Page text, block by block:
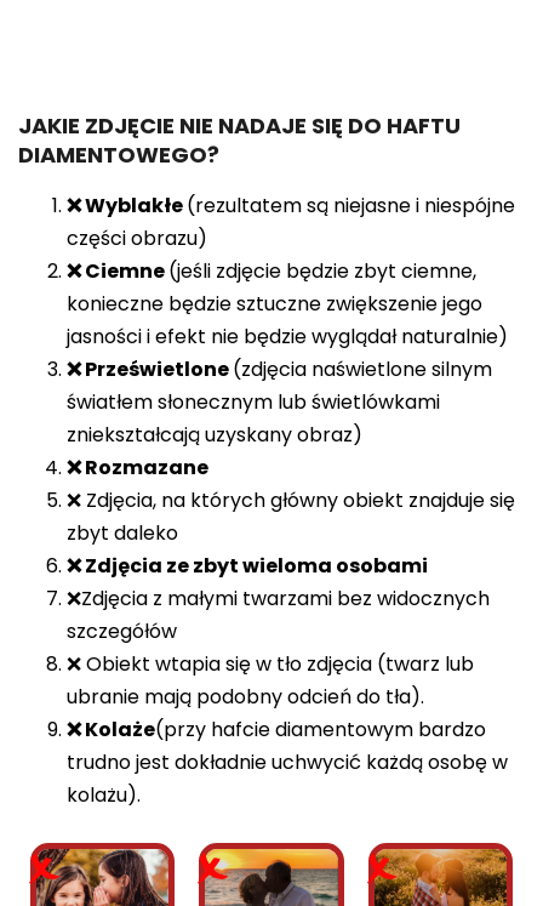
JAKIE ZDJĘCIE NIE NADAJE SIĘ DO HAFTU
DIAMENTOWEGO?
❌ Wyblakłe(rezultatem są niejasne i niespójne
części obrazu)
❌ Ciemne(jeśli zdjęcie będzie zbyt ciemne,
konieczne będzie sztuczne zwiększenie jego
jasności i efekt nie będzie wyglądał naturalnie)
❌ Prześwietlone(zdjęcia naświetlone silnym
światłem słonecznym lub świetlówkami
zniekształcają uzyskany obraz)
❌ Rozmazane
❌ Zdjęcia, na których główny obiekt znajduje się
zbyt daleko
❌ Zdjęcia ze zbyt wieloma osobami
❌Zdjęcia z małymi twarzami bez widocznych
szczegółów
❌ Obiekt wtapia się w tło zdjęcia (twarz lub
ubranie mają podobny odcień do tła).
❌ Kolaże(przy hafcie diamentowym bardzo
trudno jest dokładnie uchwycić każdą osobę w
kolażu).